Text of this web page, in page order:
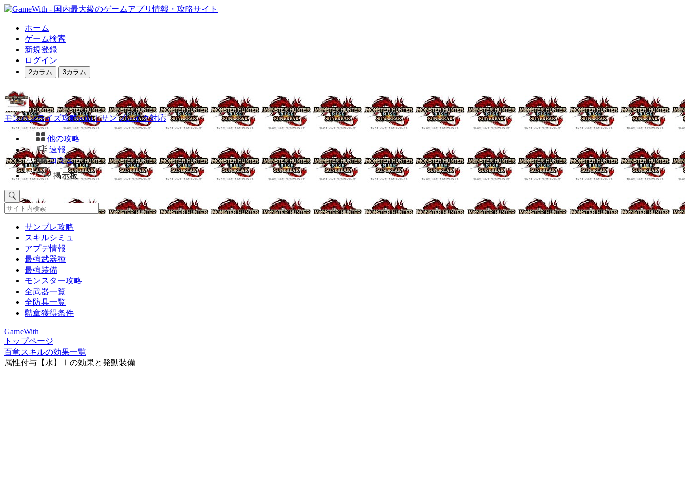
ホーム
ゲーム検索
新規登録
ログイン
2カラム 3カラム
モンハンライズ攻略wiki｜サンブレイク対応
他の攻略
速報
コミュ
掲示板
サンブレ攻略
スキルシミュ
アプデ情報
最強武器種
最強装備
モンスター攻略
全武器一覧
全防具一覧
勲章獲得条件
GameWith
トップページ
百竜スキルの効果一覧
属性付与【水】Ⅰの効果と発動装備